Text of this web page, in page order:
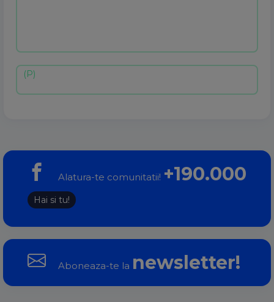
Alatura-te comunitatii! +190.000
Hai si tu!
Aboneaza-te la newsletter!